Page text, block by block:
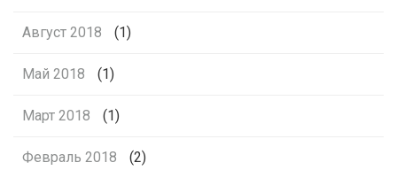
Август 2018 (1)
Май 2018 (1)
Март 2018 (1)
Февраль 2018 (2)